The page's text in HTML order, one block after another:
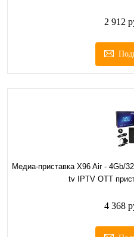
2 912
Медиа-приставка X96 Air - 4Gb/
tv IPTV OTT
4 368